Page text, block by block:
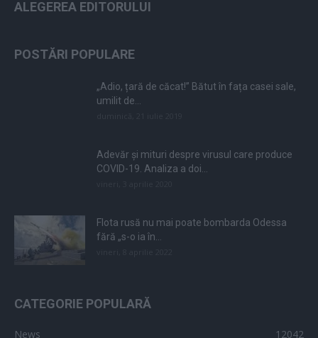
ALEGEREA EDITORULUI
POSTĂRI POPULARE
„Adio, țară de căcat!” Bătut în fața casei sale,
umilit de...
Adevăr și mituri despre virusul care produce
COVID-19. Analiza a doi...
Flota rusă nu mai poate bombarda Odessa
fără „s-o ia în...
CATEGORIE POPULARĂ
News
12042